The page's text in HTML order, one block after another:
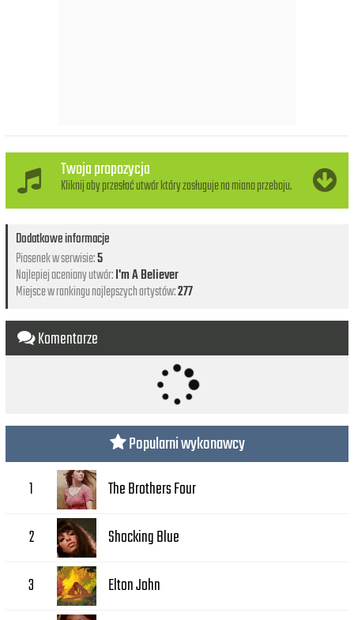
Twoja propozycja
Kliknij aby przesłać utwór który zasługuje na miano przeboju.
Dodatkowe informacje
Piosenek w serwisie:5
Najlepiej oceniony utwór:I'm A Believer
Miejsce w rankingu najlepszych artystów:277
Komentarze
Popularni wykonawcy
1 The Brothers Four
2 Shocking Blue
3 Elton John